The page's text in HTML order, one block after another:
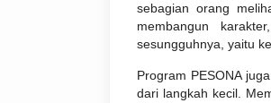
sebagian orang
membangun
sesungguhnya, yaitu
Program PESONA
dari langkah kecil.